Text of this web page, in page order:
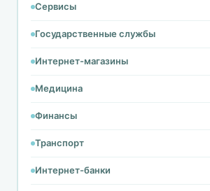
Сервисы
Государственные службы
Интернет-магазины
Медицина
Финансы
Транспорт
Интернет-банки